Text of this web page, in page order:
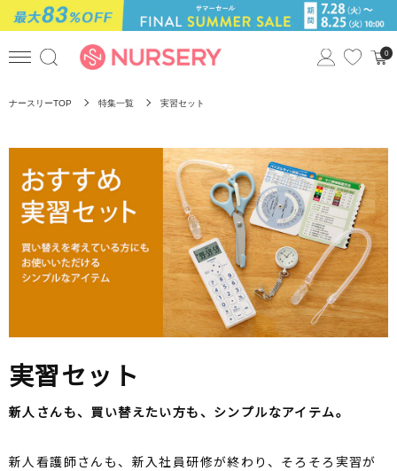
0
ナースリーTOP 特集一覧 実習セット
実習セット
新人さんも、買い替えたい方も、シンプルなアイテム。
新人看護師さんも、新入社員研修が終わり、そろそろ実習が